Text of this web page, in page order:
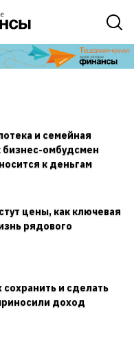
и семейная
бизнес-омбудсмен
к деньгам
цены, как ключевая
рядового
и сделать
доход